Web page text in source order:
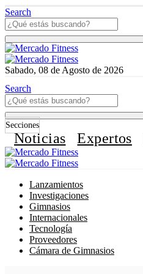
Search
Sabado, 08 de Agosto de 2026
Search
Secciones
Noticias Expertos
Lanzamientos
Investigaciones
Gimnasios
Internacionales
Tecnología
Proveedores
Cámara de Gimnasios